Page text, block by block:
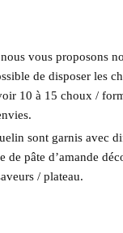
vous proposons
de disposer les
10 à 15 choux /
sont garnis avec
de pâte d’amande
/ plateau.